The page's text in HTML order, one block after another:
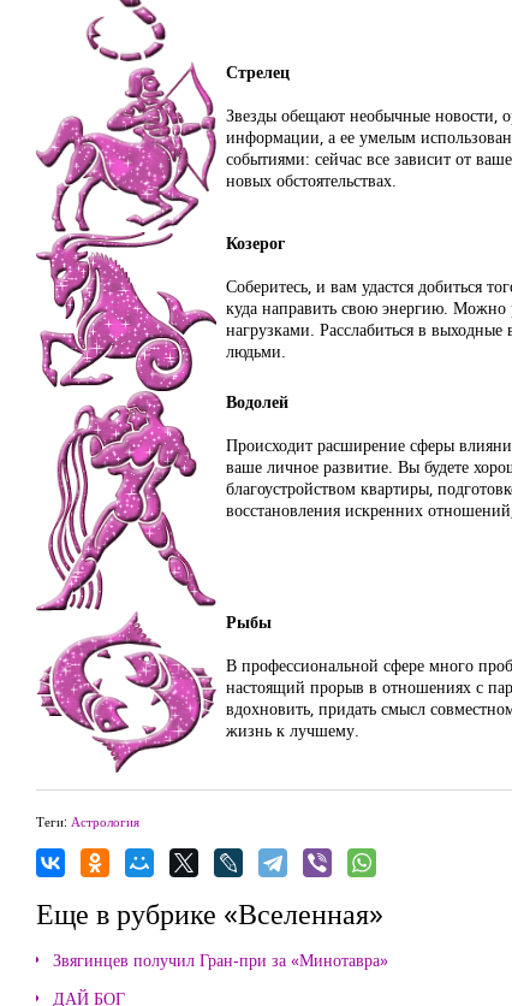
Стрелец
Звезды обещают необычные новости,
информации, а ее умелым
событиями: сейчас все зависит от
новых обстоятельствах.
Козерог
Соберитесь, и вам удастся добиться
куда направить свою энергию. Можно
нагрузками. Расслабиться в
людьми.
Водолей
Происходит расширение сферы
ваше личное развитие. Вы будете
благоустройством квартиры,
восстановления искренних
Рыбы
В профессиональной сфере много
настоящий прорыв в отношениях с
вдохновить, придать смысл
жизнь к лучшему.
Теги: Астрология
Еще в рубрике «Вселенная»
Звягинцев получил Гран-при за «Минотавра»
ДАЙ БОГ